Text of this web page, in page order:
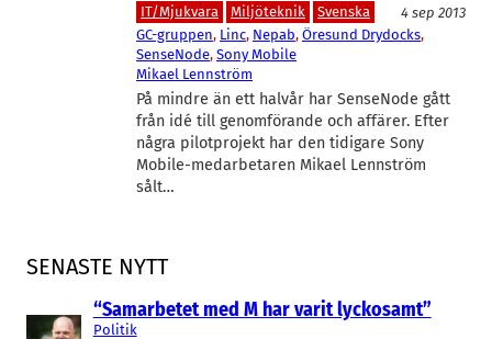
SENASTE NYTT
“Samarbetet med M har varit lyckosamt”
Politik
IT/Mjukvara Miljöteknik Svenska
4 sep 2013
GC-gruppen, Linc, Nepab, Öresund Drydocks
SenseNode, Sony Mobile
Mikael Lennström
På mindre än ett halvår har SenseNode gått
från idé till genomförande och affärer. Efter
några pilotprojekt har den tidigare Sony
Mobile-medarbetaren Mikael Lennström
sålt…